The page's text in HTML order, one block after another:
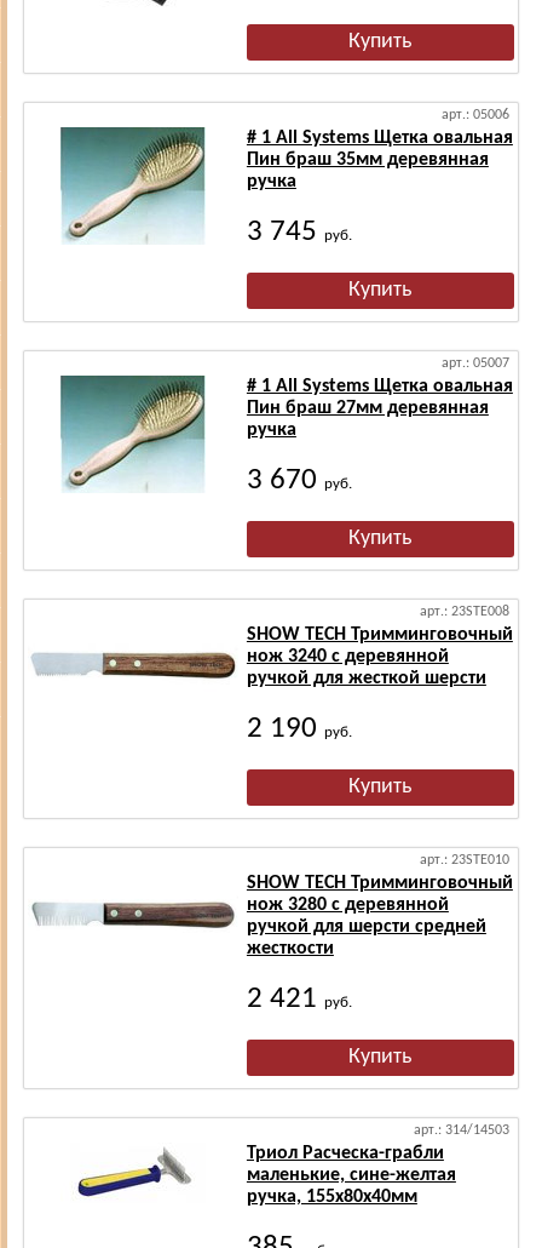
арт.: 05006
# 1 All Systems Щетка овальная
Пин браш 35мм деревянная
ручка
3 745 руб.
арт.: 05007
# 1 All Systems Щетка овальная
Пин браш 27мм деревянная
ручка
3 670 руб.
арт.: 23STE008
SHOW TECH Тримминговочный
нож 3240 с деревянной
ручкой для жесткой шерсти
2 190 руб.
арт.: 23STE010
SHOW TECH Тримминговочный
нож 3280 с деревянной
ручкой для шерсти средней
жесткости
2 421 руб.
арт.: 314/14503
Триол Расческа-грабли
маленькие, сине-желтая
ручка, 155х80х40мм